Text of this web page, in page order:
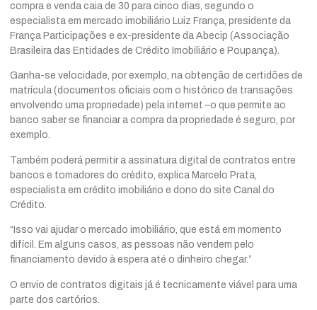
compra e venda caia de 30 para cinco dias, segundo o
especialista em mercado imobiliário Luiz França, presidente da
França Participações e ex-presidente da Abecip (Associação
Brasileira das Entidades de Crédito Imobiliário e Poupança).
Ganha-se velocidade, por exemplo, na obtenção de certidões de
matrícula (documentos oficiais com o histórico de transações
envolvendo uma propriedade) pela internet –o que permite ao
banco saber se financiar a compra da propriedade é seguro, por
exemplo.
Também poderá permitir a assinatura digital de contratos entre
bancos e tomadores do crédito, explica Marcelo Prata,
especialista em crédito imobiliário e dono do site Canal do
Crédito.
“Isso vai ajudar o mercado imobiliário, que está em momento
difícil. Em alguns casos, as pessoas não vendem pelo
financiamento devido à espera até o dinheiro chegar.”
O envio de contratos digitais já é tecnicamente viável para uma
parte dos cartórios.